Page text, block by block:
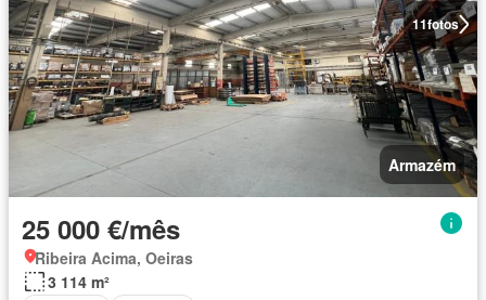
11fotos
Armazém
25 000 €/mês
Ribeira Acima, Oeiras
3 114 m²